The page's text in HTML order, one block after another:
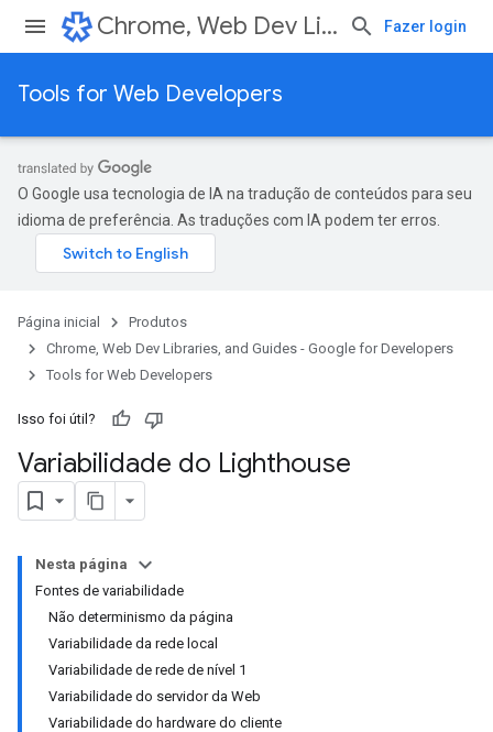
Chrome, Web Dev Libraries, and Guides - Google for Developers Fazer login
Tools for Web Developers
O Google usa tecnologia de IA na tradução de conteúdos para seu
idioma de preferência. As traduções com IA podem ter erros.
Página inicial
Produtos
Chrome, Web Dev Libraries, and Guides - Google for Developers
Tools for Web Developers
Isso foi útil?
Variabilidade do Lighthouse
Nesta página
Fontes de variabilidade
Não determinismo da página
Variabilidade da rede local
Variabilidade de rede de nível 1
Variabilidade do servidor da Web
Variabilidade do hardware do cliente